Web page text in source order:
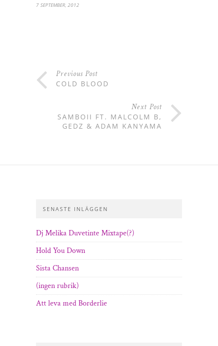
7 SEPTEMBER, 2012
Previous Post
COLD BLOOD
Next Post
SAMBOII FT. MALCOLM B,
GEDZ & ADAM KANYAMA
SENASTE INLÄGGEN
Dj Melika Duvetinte Mixtape(?)
Hold You Down
Sista Chansen
(ingen rubrik)
Att leva med Borderlie